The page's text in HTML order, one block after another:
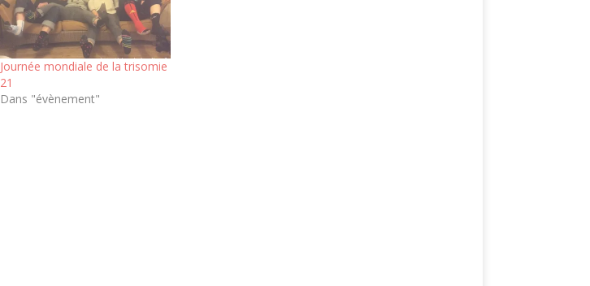
Journée mondiale de la trisomie
21
Dans "évènement"